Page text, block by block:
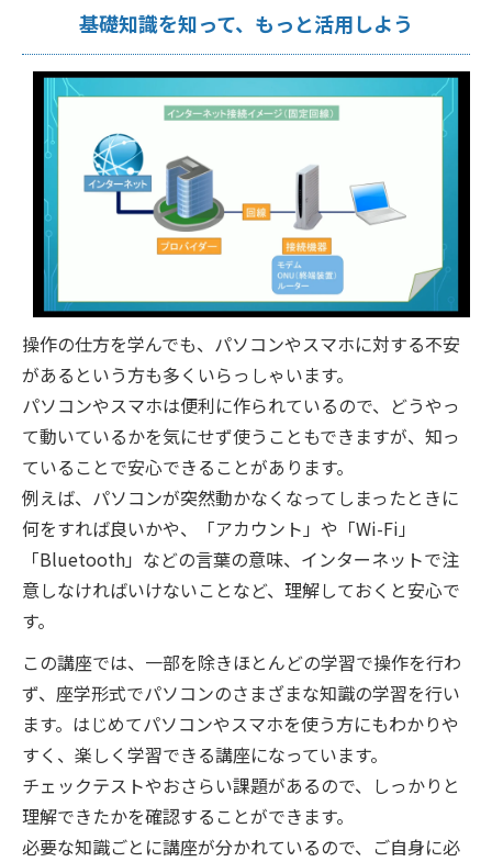
基礎知識を知って、もっと活用しよう
操作の仕方を学んでも、パソコンやスマホに対する不安
があるという方も多くいらっしゃいます。
パソコンやスマホは便利に作られているので、どうやっ
て動いているかを気にせず使うこともできますが、知っ
ていることで安心できることがあります。
例えば、パソコンが突然動かなくなってしまったときに
何をすれば良いかや、「アカウント」や「Wi-Fi」
「Bluetooth」などの言葉の意味、インターネットで注
意しなければいけないことなど、理解しておくと安心で
す。
この講座では、一部を除きほとんどの学習で操作を行わ
ず、座学形式でパソコンのさまざまな知識の学習を行い
ます。はじめてパソコンやスマホを使う方にもわかりや
すく、楽しく学習できる講座になっています。
チェックテストやおさらい課題があるので、しっかりと
理解できたかを確認することができます。
必要な知識ごとに講座が分かれているので、ご自身に必